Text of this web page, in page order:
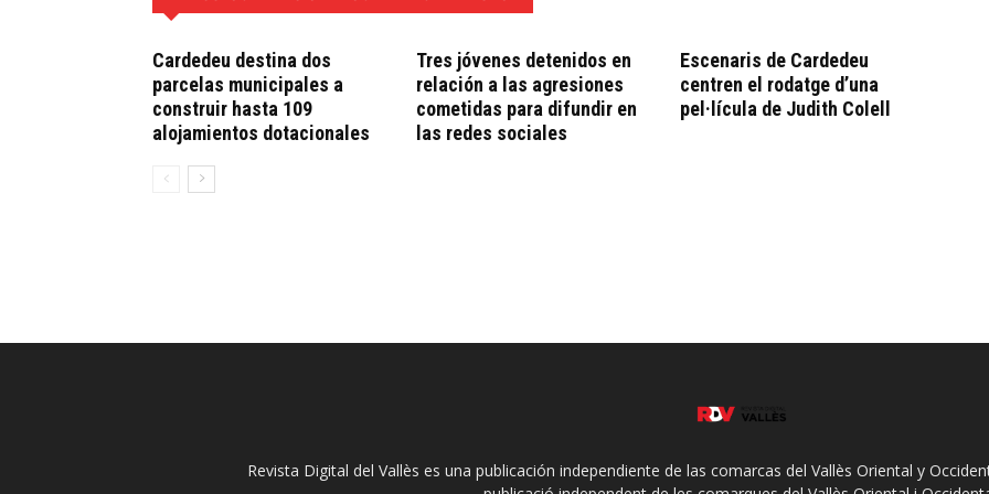
Cardedeu destina dos
parcelas municipales a
construir hasta 109
alojamientos dotacionales
Tres jóvenes detenidos en
relación a las agresiones
cometidas para difundir en
las redes sociales
Escenaris de Cardedeu
centren el rodatge d’una
pel·lícula de Judith Colell
Revista Digital del Vallès es una publicación independiente de las comarcas del Vallès Oriental y